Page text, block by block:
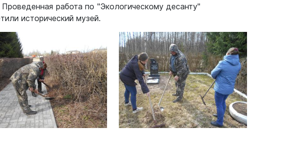
работа по "Экологическому десанту"
исторический музей.